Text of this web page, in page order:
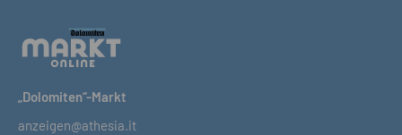
„Dolomiten“-Markt
anzeigen@athesia.it